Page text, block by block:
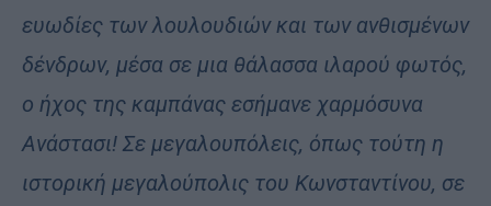
ευωδίες των λουλουδιών και των ανθισμένων
δένδρων, μέσα σε μια θάλασσα ιλαρού φωτός,
ο ήχος της καμπάνας εσήμανε χαρμόσυνα
Ανάστασι! Σε μεγαλουπόλεις, όπως τούτη η
ιστορική μεγαλούπολις του Κωνσταντίνου, σε